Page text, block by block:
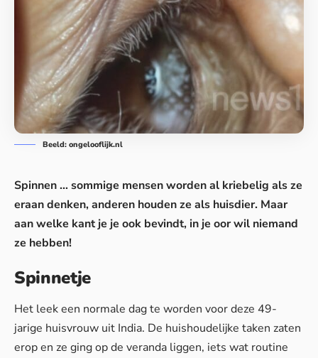
Beeld: ongelooflijk.nl
Spinnen… sommige mensen worden al kriebelig als ze
eraan denken, anderen houden ze als huisdier. Maar
aan welke kant je je ook bevindt, in je oor wil niemand
ze hebben!
Spinnetje
Het leek een normale dag te worden voor deze 49-
jarige huisvrouw uit India. De huishoudelijke taken zaten
erop en ze ging op de veranda liggen, iets wat routine